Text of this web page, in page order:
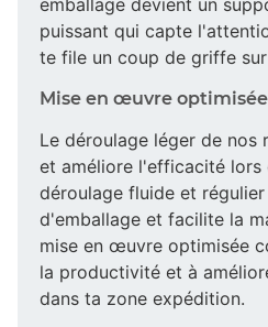
puissant qui capte
te file un coup de griffe
Mise en œuvre optimisée
Le déroulage léger de
et améliore l'efficacité lors
déroulage fluide et
d'emballage et facilite la
mise en œuvre optimisée
la productivité et à
dans ta zone expédition.